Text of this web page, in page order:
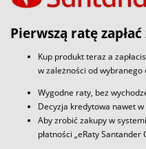
Pierwszą ratę zapłać
Kup produkt teraz a
w zależności od wybranego
Wygodne raty, bez
Decyzja kredytowa nawet
Aby zrobić zakupy w
płatności „eRaty Santander